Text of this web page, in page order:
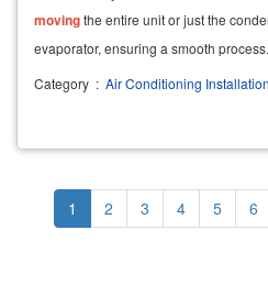
movingthe entire unit or just the
evaporator, ensuring a smooth process.
Category : Air Conditioning
Pagination
Current
page
1 Page
2 Page
3 Page
4 Page
5 6